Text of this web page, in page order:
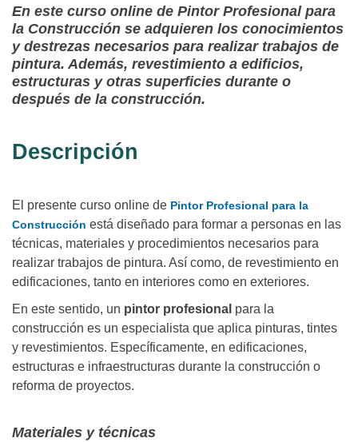
En este curso online de Pintor Profesional para
la Construcción se adquieren los conocimientos
y destrezas necesarios para realizar trabajos de
pintura. Además, revestimiento a edificios,
estructuras y otras superficies durante o
después de la construcción.
Descripción
El presente curso online de Pintor Profesional para la
Construcción está diseñado para formar a personas en las
técnicas, materiales y procedimientos necesarios para
realizar trabajos de pintura. Así como, de revestimiento en
edificaciones, tanto en interiores como en exteriores.
En este sentido, un pintor profesional para la
construcción es un especialista que aplica pinturas, tintes
y revestimientos. Específicamente, en edificaciones,
estructuras e infraestructuras durante la construcción o
reforma de proyectos.
Materiales y técnicas